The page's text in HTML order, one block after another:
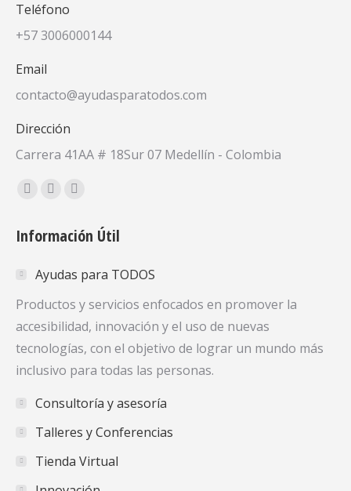
Teléfono
+57 3006000144
Email
contacto@ayudasparatodos.com
Dirección
Carrera 41AA # 18Sur 07 Medellín - Colombia
Encuéntranos en:
Facebook
opens
new
window
X
opens
new
window
YouTube
opens
new
window
Información Útil
Ayudas para TODOS
Productos y servicios enfocados en promover la
accesibilidad, innovación y el uso de nuevas
tecnologías, con el objetivo de lograr un mundo más
inclusivo para todas las personas.
Consultoría y asesoría
Talleres y Conferencias
Tienda Virtual